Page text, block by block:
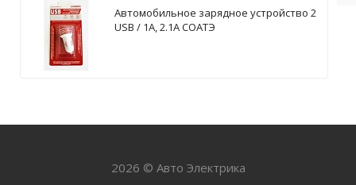
Автомобильное зарядное устройство 2
USB / 1А, 2.1А СОАТЭ
2026 © Авто Электрика